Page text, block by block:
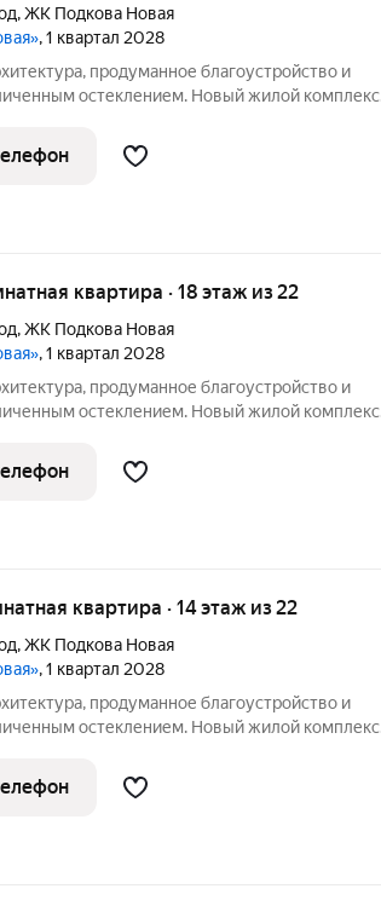
,ЖК Подкова Новая
, 1 квартал 2028
продуманное благоустройство и
остеклением. Новый жилой комплекс
в паре шагов от магазинов и кафе.Премьерный
квартира · 18 этаж из 22
,ЖК Подкова Новая
, 1 квартал 2028
продуманное благоустройство и
остеклением. Новый жилой комплекс
в паре шагов от магазинов и кафе.Премьерный
квартира · 14 этаж из 22
,ЖК Подкова Новая
, 1 квартал 2028
продуманное благоустройство и
остеклением. Новый жилой комплекс
в паре шагов от магазинов и кафе.Премьерный